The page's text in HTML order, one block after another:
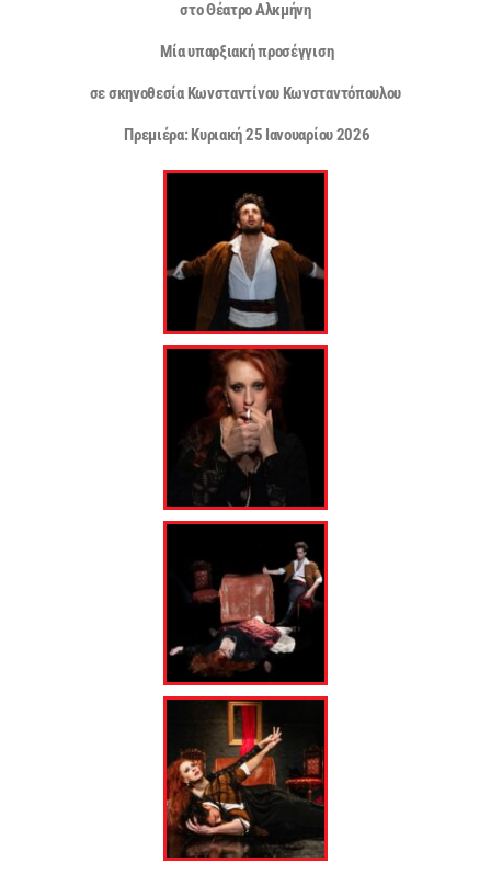
στο Θέατρο Αλκμήνη
Μία υπαρξιακή προσέγγιση
σε σκηνοθεσία Κωνσταντίνου Κωνσταντόπουλου
Πρεμιέρα: Κυριακή 25 Ιανουαρίου 2026